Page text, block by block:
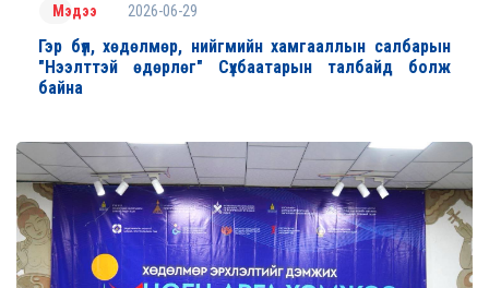
Мэдээ 2026-06-29
Гэр бүл, хөдөлмөр, нийгмийн хамгааллын салбарын
"Нээлттэй өдөрлөг" Сүхбаатарын талбайд болж
байна